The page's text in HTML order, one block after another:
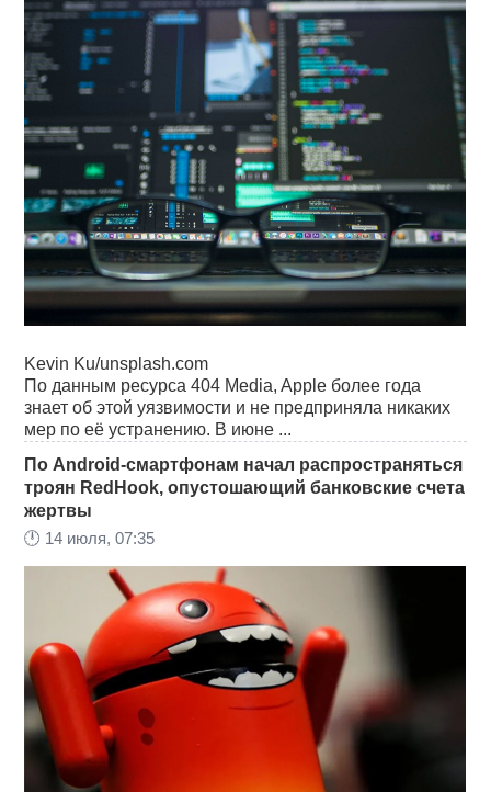
Kevin Ku/unsplash.com
По данным ресурса 404 Media, Apple более года
знает об этой уязвимости и не предприняла никаких
мер по её устранению. В июне ...
По Android-смартфонам начал распространяться
троян RedHook, опустошающий банковские счета
жертвы
🕛 14 июля, 07:35